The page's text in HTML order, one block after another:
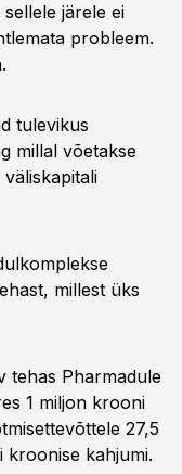
järele ei
probleem.
tulevikus
millal võetakse
millest üks
tehas Pharmadule
1 miljon krooni
27,5
kroonise kahjumi.